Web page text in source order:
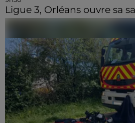
Ligue 3, Orléans ouvre sa